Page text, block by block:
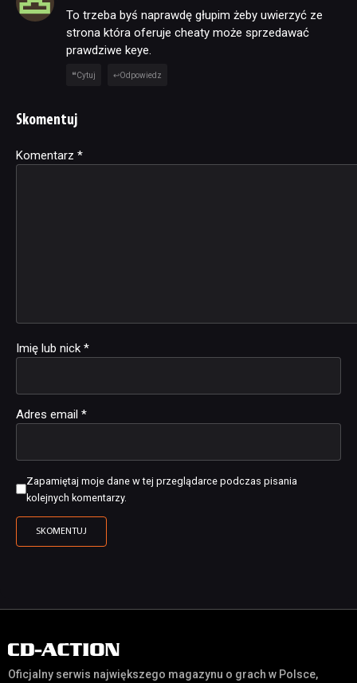
To trzeba byś naprawdę głupim żeby uwierzyć ze
strona która oferuje cheaty może sprzedawać
prawdziwe keye.
Cytuj Odpowiedz
Skomentuj
Komentarz *
Imię lub nick *
Adres email *
Zapamiętaj moje dane w tej przeglądarce podczas pisania
kolejnych komentarzy.
Alternative:
Oficjalny serwis największego magazynu o grach w Polsce,